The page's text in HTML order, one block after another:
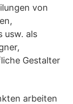
von
usw. als
Gestalter
arbeiten